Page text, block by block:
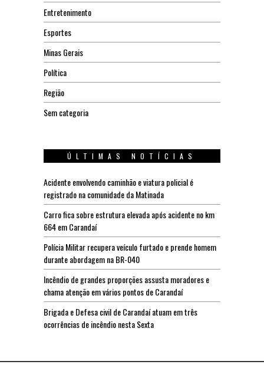
Entretenimento
Esportes
Minas Gerais
Política
Região
Sem categoria
ÚLTIMAS NOTÍCIAS
Acidente envolvendo caminhão e viatura policial é
registrado na comunidade da Matinada
Carro fica sobre estrutura elevada após acidente no km
664 em Carandaí
Polícia Militar recupera veículo furtado e prende homem
durante abordagem na BR-040
Incêndio de grandes proporções assusta moradores e
chama atenção em vários pontos de Carandaí
Brigada e Defesa civil de Carandaí atuam em três
ocorrências de incêndio nesta Sexta